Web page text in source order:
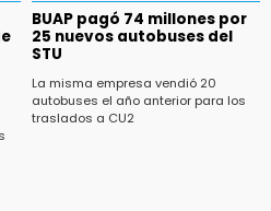
BUAP pagó 74 millones por
25 nuevos autobuses del
STU
La misma empresa vendió 20
autobuses el año anterior para los
traslados a CU2